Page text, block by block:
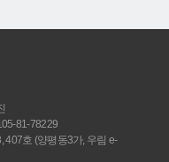
81-78229
407호 (양평동3가, 우림 e-